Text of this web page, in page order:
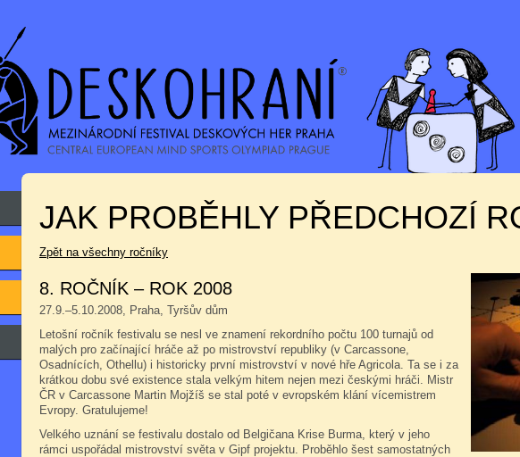
JAK PROBĚHLY PŘEDCHOZÍ
Zpět na všechny ročníky
8. ROČNÍK – ROK 2008
27.9.–5.10.2008, Praha, Tyršův dům
Letošní ročník festivalu se nesl ve znamení rekordního počtu 100 turnajů od
malých pro začínající hráče až po mistrovství republiky (v Carcassone,
Osadnících, Othellu) i historicky první mistrovství v nové hře Agricola. Ta se i za
krátkou dobu své existence stala velkým hitem nejen mezi českými hráči. Mistr
ČR v Carcassone Martin Mojžíš se stal poté v evropském klání vícemistrem
Evropy. Gratulujeme!
Velkého uznání se festivalu dostalo od Belgičana Krise Burma, který v jeho
rámci uspořádal mistrovství světa v Gipf projektu. Proběhlo šest samostatných